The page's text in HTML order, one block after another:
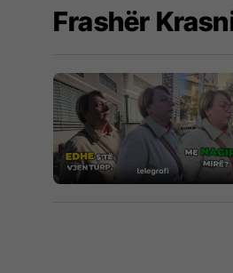
Frashër